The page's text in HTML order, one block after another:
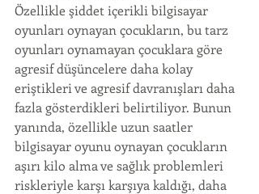
Özellikle şiddet içerikli bilgisayar
oyunları oynayan çocukların, bu tarz
oyunları oynamayan çocuklara göre
agresif düşüncelere daha kolay
eriştikleri ve agresif davranışları daha
fazla gösterdikleri belirtiliyor. Bunun
yanında, özellikle uzun saatler
bilgisayar oyunu oynayan çocukların
aşırı kilo alma ve sağlık problemleri
riskleriyle karşı karşıya kaldığı, daha